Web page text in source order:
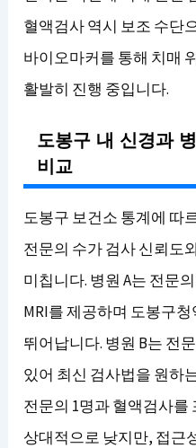
혈액검사 역시 보조 수단
바이오마커를 통해 치매
활발히 진행 중입니다.
도봉구 내 신경과
비교
도봉구 보건소 통계에 따
전문의 수가 검사 신뢰도
미칩니다. 병원 A는 전문
MRI를 제공하며 도봉구
뛰어납니다. 병원 B는 전
있어 최신 검사법을 원하
전문의 1명과 혈액검사를
상대적으로 낮지만, 접근